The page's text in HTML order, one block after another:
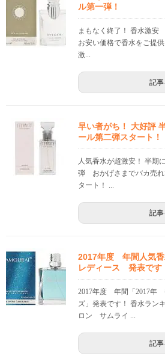
ル第一弾！
まもなく終了！ 香水激
お安い価格で香水をご提
激...
記
早い者がち！ 大好評
ール第二弾スタート！
人気香水が超激安！ 半期
弾 おかげさまでバカ売れ
タート！ ...
記
2017年度 年間人気
レディース 発表です
2017年度 年間「2017年
ズ」発表です！ 香水ラン
ロン サムライ ...
記